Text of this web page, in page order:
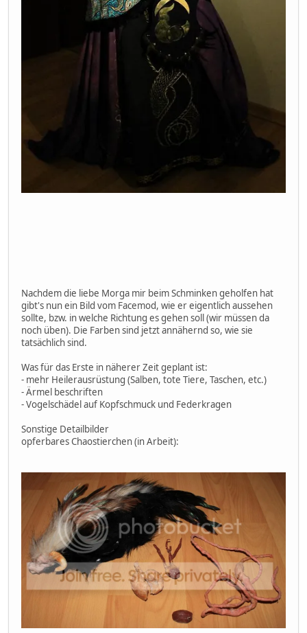
Nachdem die liebe Morga mir beim Schminken geholfen hat
gibt's nun ein Bild vom Facemod, wie er eigentlich aussehen
sollte, bzw. in welche Richtung es gehen soll (wir müssen da
noch üben). Die Farben sind jetzt annähernd so, wie sie
tatsächlich sind.
Was für das Erste in näherer Zeit geplant ist:
- mehr Heilerausrüstung (Salben, tote Tiere, Taschen, etc.)
- Ärmel beschriften
- Vogelschädel auf Kopfschmuck und Federkragen
Sonstige Detailbilder
opferbares Chaostierchen (in Arbeit):